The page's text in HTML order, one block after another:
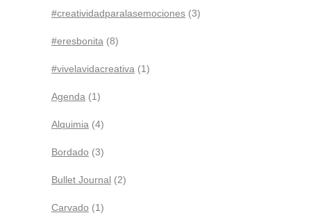
#creatividadparalasemociones (3)
#eresbonita (8)
#vivelavidacreativa (1)
Agenda (1)
Alquimia (4)
Bordado (3)
Bullet Journal (2)
Carvado (1)